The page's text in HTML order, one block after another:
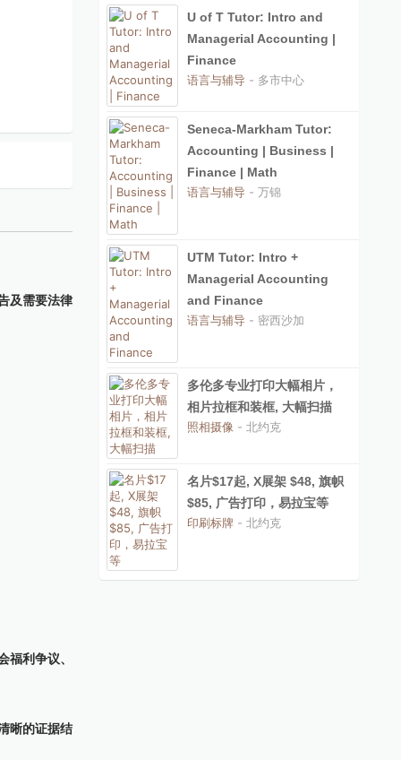
及需要法律
利争议、
晰的证据结
U of T Tutor: Intro and
Managerial Accounting |
Finance
语言与辅导 - 多市中心
Seneca-Markham Tutor:
Accounting | Business |
Finance | Math
语言与辅导 - 万锦
UTM Tutor: Intro +
Managerial Accounting
and Finance
语言与辅导 - 密西沙加
多伦多专业打印大幅相片，
相片拉框和装框, 大幅扫描
照相摄像 - 北约克
名片$17起, X展架 $48, 旗帜
$85, 广告打印，易拉宝等
印刷标牌 - 北约克